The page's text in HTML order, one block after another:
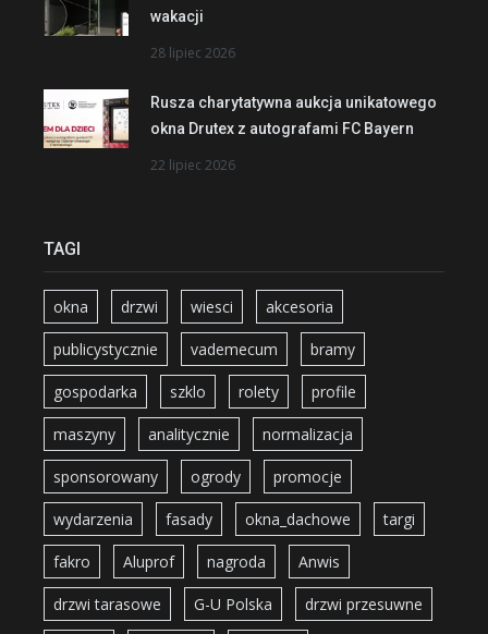
wakacji
28 lipiec 2026
Rusza charytatywna aukcja unikatowego
okna Drutex z autografami FC Bayern
22 lipiec 2026
TAGI
okna drzwi wiesci akcesoria
publicystycznie vademecum bramy
gospodarka szklo rolety profile
maszyny analitycznie normalizacja
sponsorowany ogrody promocje
wydarzenia fasady okna_dachowe targi
fakro Aluprof nagroda Anwis
drzwi tarasowe G-U Polska drzwi przesuwne